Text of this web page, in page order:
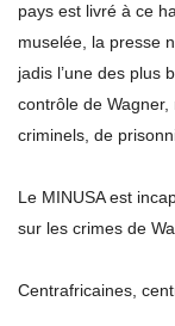
pays est livré à ce
muselée, la presse
jadis l’une des plus
contrôle de
criminels, de
Le MINUSA est
sur les crimes de
Centrafricaines,